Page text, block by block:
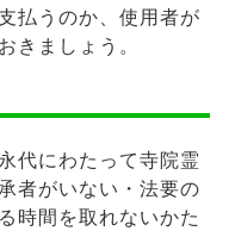
払うのか、使用者が
きましょう。
代にわたって寺院霊
者がいない・法要の
時間を取れないかた